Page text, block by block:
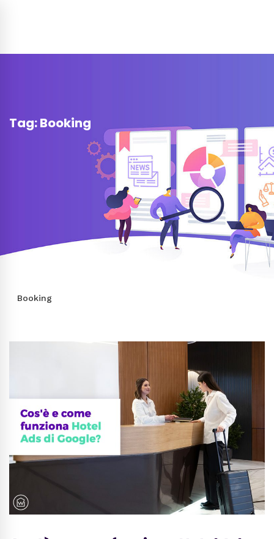
Tag: Booking
Booking